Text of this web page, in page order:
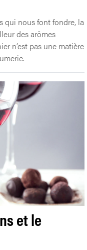
qui nous font fondre, la
des arômes
n’est pas une matière
et le